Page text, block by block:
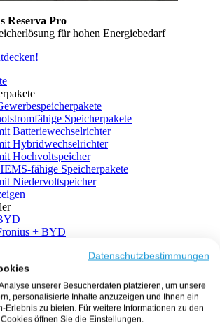
Reserva Pro
für hohen Energiebedarf
Speicherpakete
Batteriewechselrichter
Hybridwechselrichter
Hochvoltspeicher
fähige Speicherpakete
Niedervoltspeicher
+ BYD
+ BYD
+ EcoFlow
+ FENECON
Datenschutzbestimmungen
unserer Besucherdaten platzieren, um unsere
personalisierte Inhalte anzuzeigen und Ihnen ein
Erlebnis zu bieten. Für weitere Informationen zu den
öffnen Sie die Einstellungen.